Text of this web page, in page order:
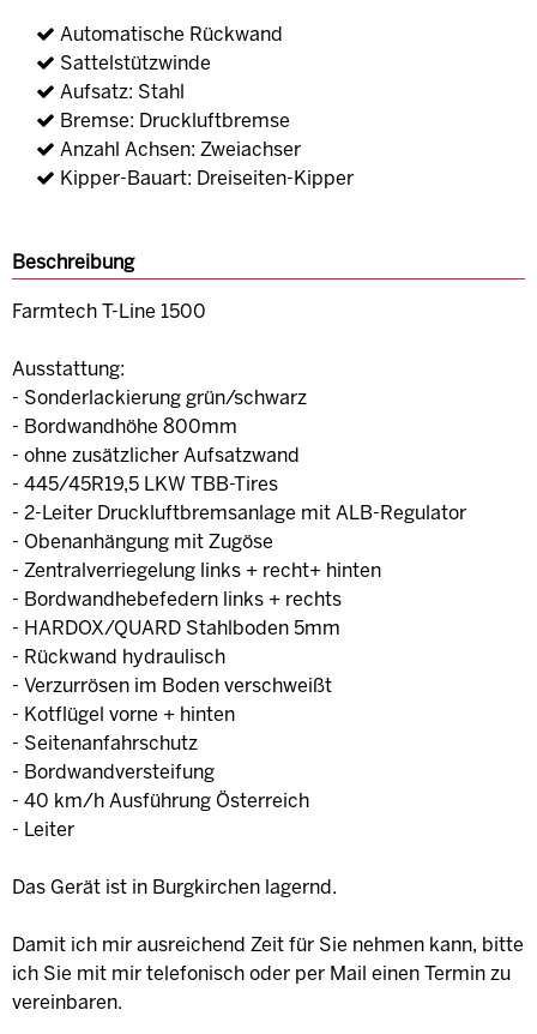
Automatische Rückwand
Sattelstützwinde
Aufsatz: Stahl
Bremse: Druckluftbremse
Anzahl Achsen: Zweiachser
Kipper-Bauart: Dreiseiten-Kipper
Beschreibung
Farmtech T-Line 1500
Ausstattung:
- Sonderlackierung grün/schwarz
- Bordwandhöhe 800mm
- ohne zusätzlicher Aufsatzwand
- 445/45R19,5 LKW TBB-Tires
- 2-Leiter Druckluftbremsanlage mit ALB-Regulator
- Obenanhängung mit Zugöse
- Zentralverriegelung links + recht+ hinten
- Bordwandhebefedern links + rechts
- HARDOX/QUARD Stahlboden 5mm
- Rückwand hydraulisch
- Verzurrösen im Boden verschweißt
- Kotflügel vorne + hinten
- Seitenanfahrschutz
- Bordwandversteifung
- 40 km/h Ausführung Österreich
- Leiter
Das Gerät ist in Burgkirchen lagernd.
Damit ich mir ausreichend Zeit für Sie nehmen kann, bitte
ich Sie mit mir telefonisch oder per Mail einen Termin zu
vereinbaren.